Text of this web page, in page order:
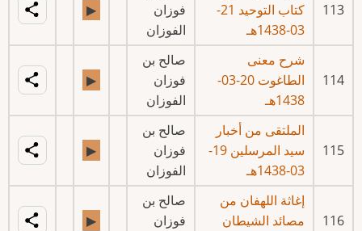
113
كتاب التوحيد 21-
03-1438هـ
فوزان
الفوزان
▶
114
شرح معنى
الطاغوت 20-03-
1438هـ
صالح بن
فوزان
الفوزان
▶
115
الملتقى من أخبار
سيد المرسلين 19-
03-1438هـ
صالح بن
فوزان
الفوزان
▶
116
إغاثة اللهفان من
مصائد الشيطان
صالح بن
فوزان
▶